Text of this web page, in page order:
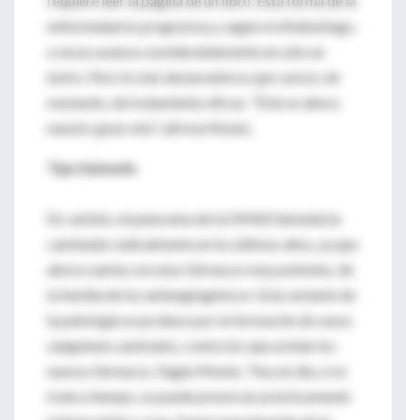
enfermedad es progresiva y, según el oftalmólogo,
a veces avanza considerablemente en sólo un
lustro. Pero lo más destacable es que carece, de
momento, de tratamiento eficaz. "Éste es ahora
nuestro gran reto", afirma Monés.
Tipo húmedo
En cambio, el panorama de la DMAE húmeda ha
cambiado radicalmente en los últimos años, ya que
ahora cuenta con unos fármacos muy potentes, de
la familia de los antiangiogénicos. Esta variante de
la patología se produce por la formación de vasos
sanguíneos anómalos, contra los que actúan los
nuevos fármacos. Según Monés, "hoy en día, si se
trata a tiempo, se puede preservar prácticamente